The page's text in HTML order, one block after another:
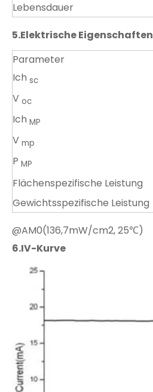
Lebensdauer
5.Elektrische Eigenschaften
Parameter
Ich sc
V oc
Ich MP
V mp
P MP
Flächenspezifische Leistung
Gewichtsspezifische Leistung
@AM0(136,7mW/cm2, 25℃)
6.IV-Kurve